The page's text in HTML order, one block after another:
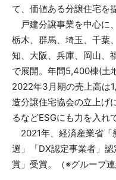
て、価値ある分譲住宅を
戸建分譲事業を中心に
栃木、群馬、埼玉、千葉
知、大阪、兵庫、岡山、
で展開。年間5,400棟(土
2022年3月期の売上高は
造分譲住宅協会の立上げ
るなどESGにも力を入れ
2021年、経済産業省「
選」「DX認定事業者」
賞」受賞。（※グループ連